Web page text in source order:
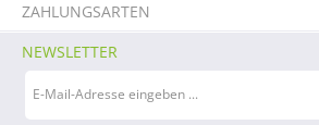
ZAHLUNGSARTEN
NEWSLETTER
Mail-